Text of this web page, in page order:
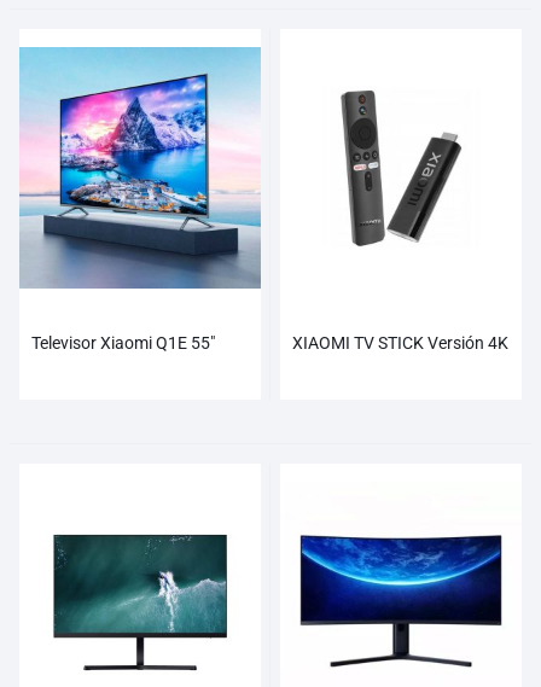
Televisor Xiaomi Q1E 55″ XIAOMI TV STICK Versión 4K